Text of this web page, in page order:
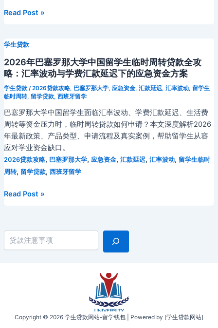
搜索
生
房
款
全
攻
略：
加
泰
罗
尼
亚
租
市
押
金
资
2026
塞
罗
那
学
国
留
学
生
BNPL
消
分
攻
略：
Read Post »
学生贷款
2026年巴塞罗那大学中国留学生临时周转贷款全攻
略：汇率波动与学费汇款延迟下的应急资金方案
学生贷款/2026贷款攻略, 巴塞罗那大学, 应急资金, 汇款延迟, 汇率波动, 留学生
临时周转, 留学贷款, 西班牙留学
巴塞罗那大学中国留学生面临汇率波动、学费汇款延迟、生活费
周转等资金压力时，临时周转贷款如何申请？本文深度解析2026
年最新政策、产品类型、申请流程及真实案例，帮助留学生从容
应对学业资金缺口。
2026贷款攻略, 巴塞罗那大学, 应急资金, 汇款延迟, 汇率波动, 留学生临时
周转, 留学贷款, 西班牙留学
2026
塞
罗
那
Read Post »
Copyright © 2026 学生贷款网站-留学钱包 | Powered by [学生贷款网站]